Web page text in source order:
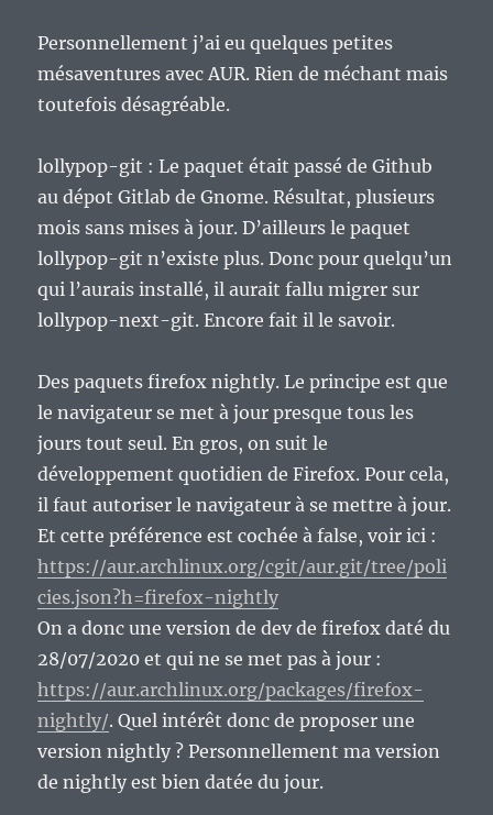
Personnellement j’ai eu quelques petites
mésaventures avec AUR. Rien de méchant mais
toutefois désagréable.
lollypop-git : Le paquet était passé de Github
au dépot Gitlab de Gnome. Résultat, plusieurs
mois sans mises à jour. D’ailleurs le paquet
lollypop-git n’existe plus. Donc pour quelqu’un
qui l’aurais installé, il aurait fallu migrer sur
lollypop-next-git. Encore fait il le savoir.
Des paquets firefox nightly. Le principe est que
le navigateur se met à jour presque tous les
jours tout seul. En gros, on suit le
développement quotidien de Firefox. Pour cela,
il faut autoriser le navigateur à se mettre à jour.
Et cette préférence est cochée à false, voir ici :
https://aur.archlinux.org/cgit/aur.git/tree/poli
cies.json?h=firefox-nightly
On a donc une version de dev de firefox daté du
28/07/2020 et qui ne se met pas à jour :
https://aur.archlinux.org/packages/firefox-
nightly/. Quel intérêt donc de proposer une
version nightly ? Personnellement ma version
de nightly est bien datée du jour.